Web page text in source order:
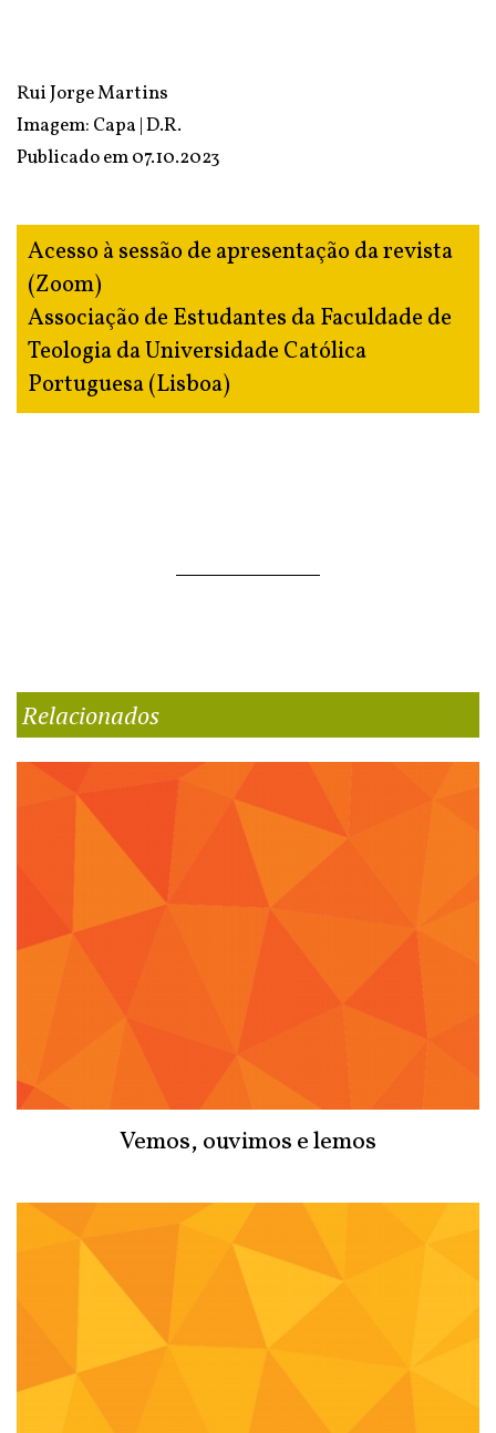
Rui Jorge Martins
Imagem: Capa | D.R.
Publicado em07.10.2023
Acesso à sessão de apresentação da revista
(Zoom)
Associação de Estudantes da Faculdade de
Teologia da Universidade Católica
Portuguesa (Lisboa)
Relacionados
Vemos, ouvimos e lemos